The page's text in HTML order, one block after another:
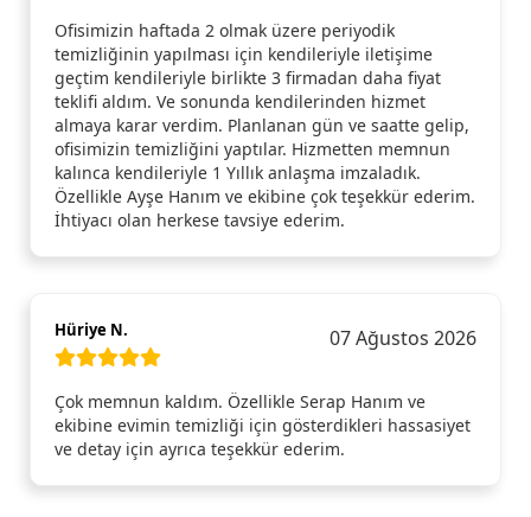
Ofisimizin haftada 2 olmak üzere periyodik
temizliğinin yapılması için kendileriyle iletişime
geçtim kendileriyle birlikte 3 firmadan daha fiyat
teklifi aldım. Ve sonunda kendilerinden hizmet
almaya karar verdim. Planlanan gün ve saatte gelip,
ofisimizin temizliğini yaptılar. Hizmetten memnun
kalınca kendileriyle 1 Yıllık anlaşma imzaladık.
Özellikle Ayşe Hanım ve ekibine çok teşekkür ederim.
İhtiyacı olan herkese tavsiye ederim.
Hüriye N. 07 Ağustos 2026
Çok memnun kaldım. Özellikle Serap Hanım ve
ekibine evimin temizliği için gösterdikleri hassasiyet
ve detay için ayrıca teşekkür ederim.